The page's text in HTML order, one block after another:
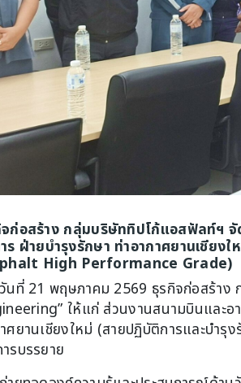
ก่อสร้าง กลุ่มบริษัททิปโก้แอสฟัลท์ฯ
ร ฝ่ายบำรุงรักษา ท่าอากาศยานเชีย
High Performance Grade)
นที่ 21 พฤษภาคม 2569 ธุรกิจก่อสร้า
ให้แก่ ส่วนงานสนามบินและอ
ศยานเชียงใหม่ (สายปฏิบัติการและบำ
รบรรยาย